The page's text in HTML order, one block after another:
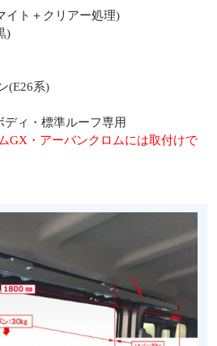
イト＋クリアー処理)
)
(E26系)
ィ・標準ルーフ専用
GX・アーバンクロムには取付けで